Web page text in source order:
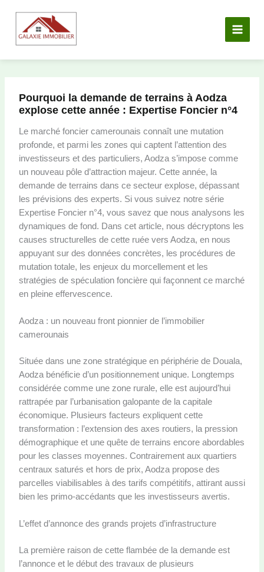
contenu
Pourquoi la demande de terrains à Aodza
explose cette année : Expertise Foncier n°4
Le marché foncier camerounais connaît une mutation
profonde, et parmi les zones qui captent l’attention des
investisseurs et des particuliers, Aodza s’impose comme
un nouveau pôle d’attraction majeur. Cette année, la
demande de terrains dans ce secteur explose, dépassant
les prévisions des experts. Si vous suivez notre série
Expertise Foncier n°4, vous savez que nous analysons les
dynamiques de fond. Dans cet article, nous décryptons les
causes structurelles de cette ruée vers Aodza, en nous
appuyant sur des données concrètes, les procédures de
mutation totale, les enjeux du morcellement et les
stratégies de spéculation foncière qui façonnent ce marché
en pleine effervescence.
Aodza : un nouveau front pionnier de l’immobilier
camerounais
Située dans une zone stratégique en périphérie de Douala,
Aodza bénéficie d’un positionnement unique. Longtemps
considérée comme une zone rurale, elle est aujourd’hui
rattrapée par l’urbanisation galopante de la capitale
économique. Plusieurs facteurs expliquent cette
transformation : l’extension des axes routiers, la pression
démographique et une quête de terrains encore abordables
pour les classes moyennes. Contrairement aux quartiers
centraux saturés et hors de prix, Aodza propose des
parcelles viabilisables à des tarifs compétitifs, attirant aussi
bien les primo-accédants que les investisseurs avertis.
L’effet d’annonce des grands projets d’infrastructure
La première raison de cette flambée de la demande est
l’annonce et le début des travaux de plusieurs